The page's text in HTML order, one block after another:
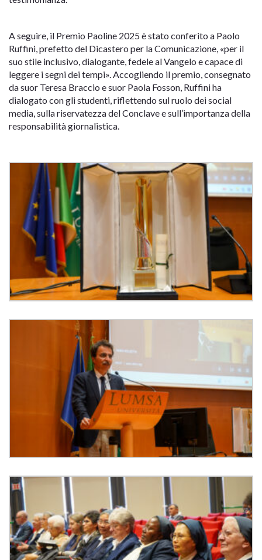
A seguire, il Premio Paoline 2025 è stato conferito a Paolo
Ruffini, prefetto del Dicastero per la Comunicazione, «per il
suo stile inclusivo, dialogante, fedele al Vangelo e capace di
leggere i segni dei tempi». Accogliendo il premio, consegnato
da suor Teresa Braccio e suor Paola Fosson, Ruffini ha
dialogato con gli studenti, riflettendo sul ruolo dei social
media, sulla riservatezza del Conclave e sull’importanza della
responsabilità giornalistica.